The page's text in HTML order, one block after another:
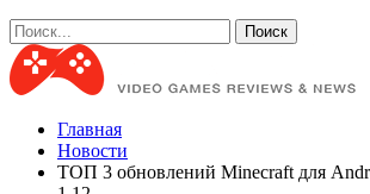
Главная
Новости
ТОП 3 обновлений Minecraft для